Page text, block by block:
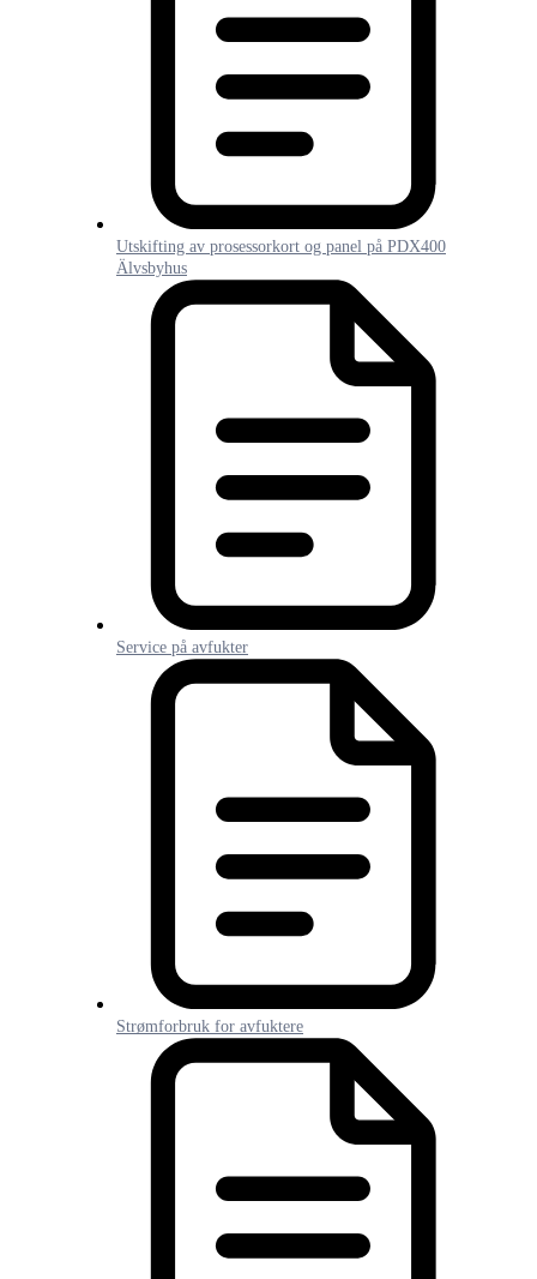
Utskifting av prosessorkort og panel på PDX400
Älvsbyhus
Service på avfukter
Strømforbruk for avfuktere